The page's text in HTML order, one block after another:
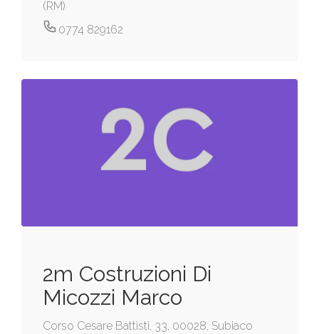
(RM)
0774 829162
2m Costruzioni Di
Micozzi Marco
Corso Cesare Battisti, 33, 00028, Subiaco